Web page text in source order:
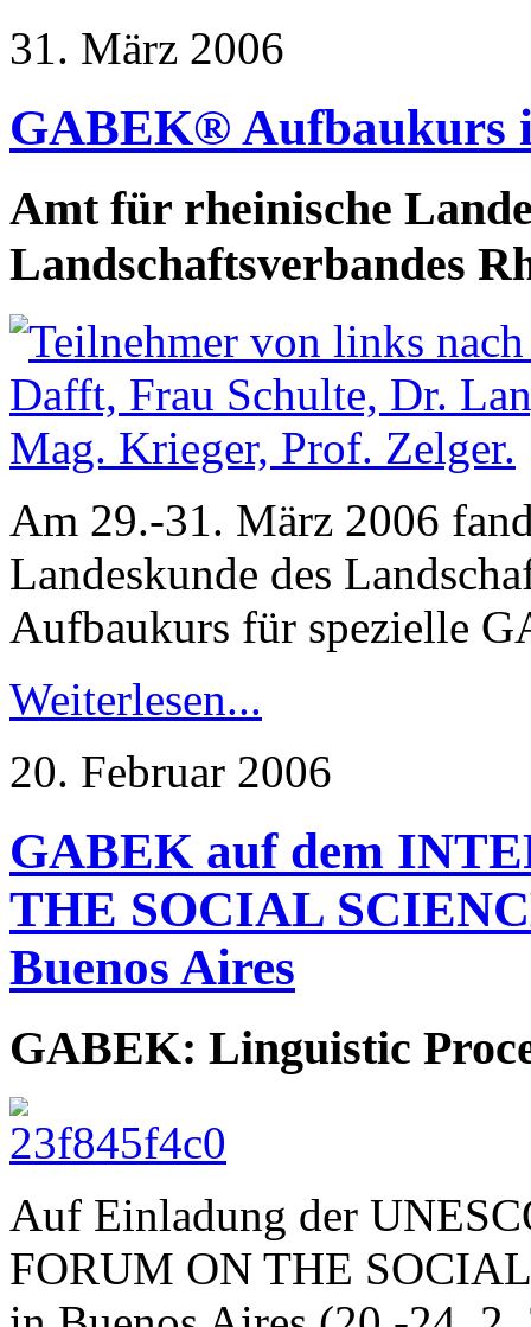
31. März 2006
GABEK® Aufbaukurs
Amt für rheinische
Landschaftsverbandes
Am 29.-31. März 2006
Landeskunde des
Aufbaukurs für spezielle
Weiterlesen...
20. Februar 2006
GABEK auf dem
THE SOCIAL
Buenos Aires
GABEK: Linguistic
Auf Einladung der
FORUM ON THE